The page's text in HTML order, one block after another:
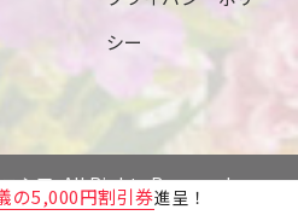
の5,000円割引券進呈！
シー
シア. All Rights Reserved.